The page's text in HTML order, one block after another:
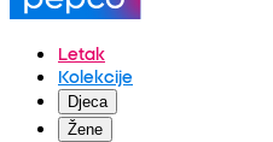
Letak
Kolekcije
Djeca
Žene